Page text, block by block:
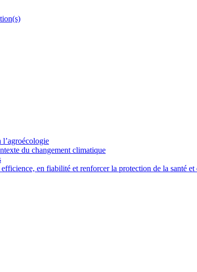
l’agroécologie
du changement climatique
en fiabilité et renforcer la protection de la santé et